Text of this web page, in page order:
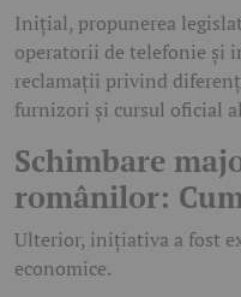
Inițial, propunerea
operatorii de telefonie și
reclamații privind
furnizori și cursul oficial
Schimbare
românilor:
Ulterior, inițiativa a fost
economice.